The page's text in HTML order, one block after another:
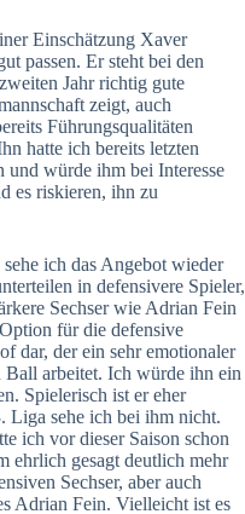
Einschätzung Xaver
passen. Er steht bei den
Jahr richtig gute
zeigt, auch
Führungsqualitäten
hatte ich bereits letzten
und würde ihm bei Interesse
es riskieren, ihn zu
ich das Angebot wieder
in defensivere Spieler,
Sechser wie Adrian Fein
für die defensive
dar, der ein sehr emotionaler
Ball arbeitet. Ich würde ihn ein
Spielerisch ist er eher
Liga sehe ich bei ihm nicht.
ich vor dieser Saison schon
ehrlich gesagt deutlich mehr
Sechser, aber auch
Adrian Fein. Vielleicht ist es